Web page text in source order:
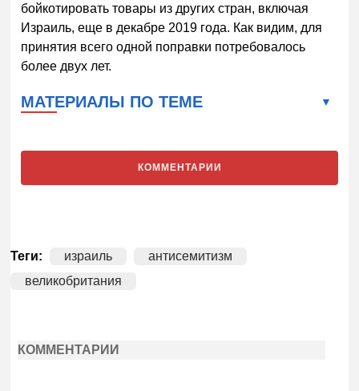
бойкотировать товары из других стран, включая
Израиль, еще в декабре 2019 года. Как видим, для
принятия всего одной поправки потребовалось
более двух лет.
МАТЕРИАЛЫ ПО ТЕМЕ
КОММЕНТАРИИ
Теги: израиль
антисемитизм
великобритания
КОММЕНТАРИИ